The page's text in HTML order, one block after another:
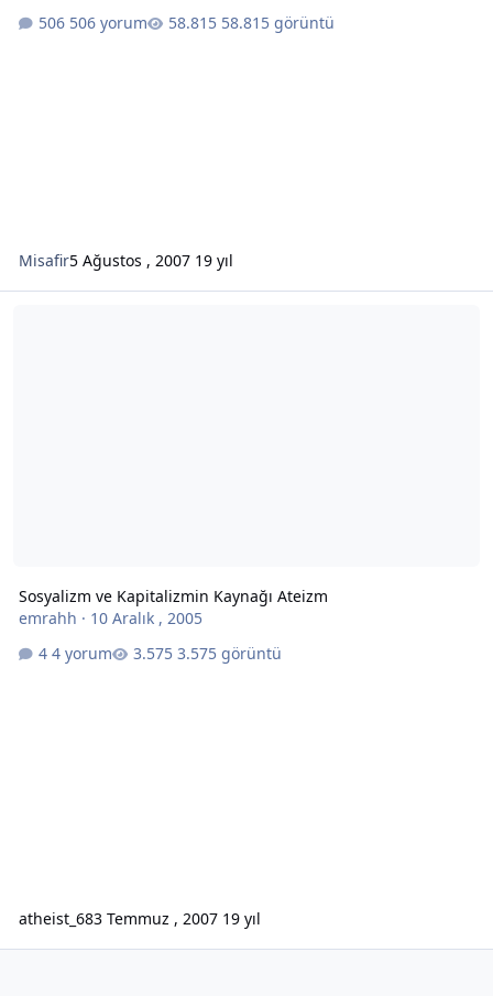
506 yorum
58.815 görüntü
Misafir5 Ağustos , 2007 19 yıl
Sosyalizm ve Kapitalizmin Kaynağı Ateizm
emrahh · 10 Aralık , 2005
4 yorum
3.575 görüntü
atheist_683 Temmuz , 2007 19 yıl